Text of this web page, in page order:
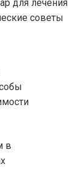
для лечения
советы
в